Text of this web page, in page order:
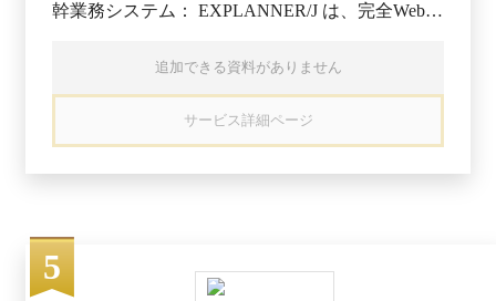
幹業務システム： EXPLANNER/J は、完全Web型
システム構造をシンプルにすると共に、運用コス
トと運用負担を軽減します。また、多言語に対応
しており、ログインユーザ単位に言語切り替えが
生産の生産形態に対応でき、複雑な手配方式や短
納期化のニーズにも対応： 個別受注生産と受注
種手配方式に対応した基幹業務パッケージです。
さらにマルチプラント機能によって、１つのシス
テムで全社の業務を一元化します。 ■「パッケー
サービス詳細ページ
追加できる資料がありません
5